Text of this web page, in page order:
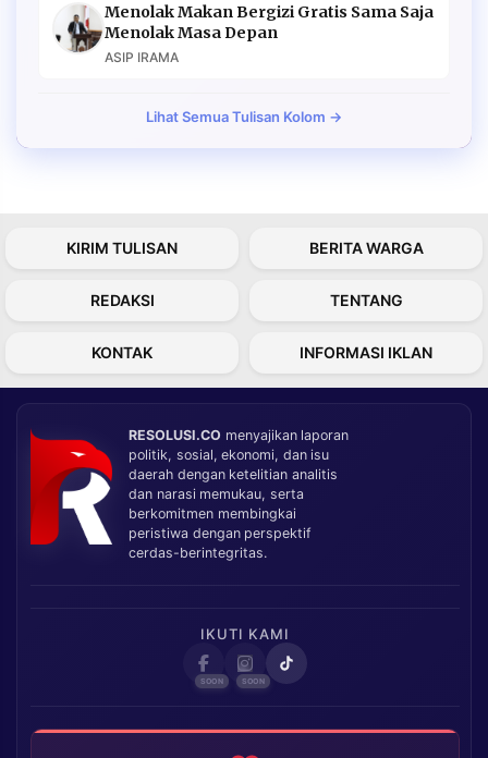
Menolak Makan Bergizi Gratis Sama Saja
Menolak Masa Depan
ASIP IRAMA
Lihat Semua Tulisan Kolom →
KIRIM TULISAN BERITA WARGA
REDAKSI TENTANG
KONTAK INFORMASI IKLAN
RESOLUSI.CO menyajikan laporan
politik, sosial, ekonomi, dan isu
daerah dengan ketelitian analitis
dan narasi memukau, serta
berkomitmen membingkai
peristiwa dengan perspektif
cerdas-berintegritas.
IKUTI KAMI